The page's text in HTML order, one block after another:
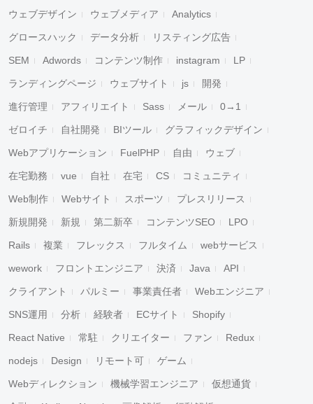
ウェブデザイン ウェブメディア Analytics
グロースハック データ分析 リスティング広告
SEM Adwords コンテンツ制作 instagram LP
ランディングページ ウェブサイト js 開発
進行管理 アフィリエイト Sass メール 0→1
ゼロイチ 自社開発 BIツール グラフィックデザイン
Webアプリケーション FuelPHP 自由 ウェブ
在宅勤務 vue 自社 在宅 CS コミュニティ
Web制作 Webサイト スポーツ プレスリリース
新規開発 新規 第二新卒 コンテンツSEO LPO
Rails 複業 フレックス フルタイム webサービス
wework フロントエンジニア 決済 Java API
クライアント パルミー 事業責任者 Webエンジニア
SNS運用 分析 経験者 ECサイト Shopify
React Native 常駐 クリエイター ファン Redux
nodejs Design リモート可 ゲーム
Webディレクション 機械学習エンジニア 仮想通貨